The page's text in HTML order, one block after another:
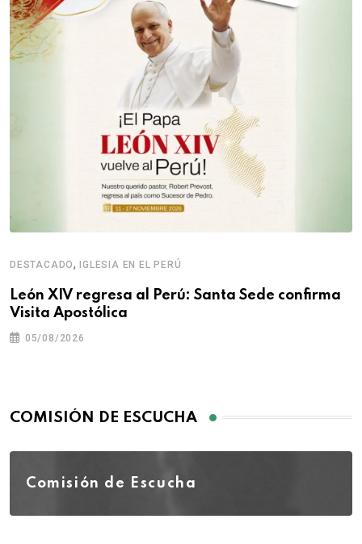
DESTACADO,IGLESIA EN EL PERÚ
León XIV regresa al Perú: Santa Sede confirma
Visita Apostólica
05/08/2026
COMISIÓN DE ESCUCHA
Comisión de Escucha